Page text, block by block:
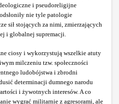
i pseudoreligijne
nie tyle patologie
sił stojących za nimi, zmierzających
i globalnej supremacji.
ciosy i wykorzystują wszelkie atuty
milczeniu tzw. społeczności
ludobójstwa i zbrodni
determinacji dumnego narodu
i żywotnych interesów. A co
wygrać militarnie z agresorami, ale